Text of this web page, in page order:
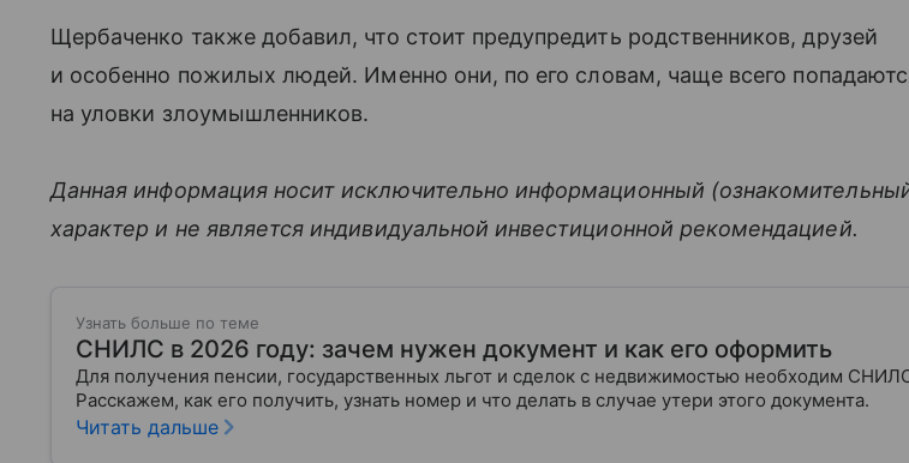
Щербаченко также добавил, что стоит предупредить родственников, друзей
и особенно пожилых людей. Именно они, по его словам, чаще всего
на уловки злоумышленников.
Данная информация носит исключительно информационный
характер и не является индивидуальной инвестиционной рекомендацией.
Узнать больше по теме
СНИЛС в 2026 году: зачем нужен документ и как его оформить
Для получения пенсии, государственных льгот и сделок с недвижимостью необходим
Расскажем, как его получить, узнать номер и что делать в случае утери этого документа.
Читать дальше